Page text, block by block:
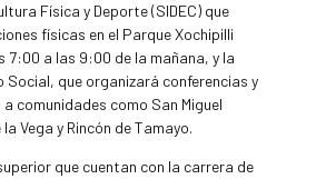
Física y Deporte (SIDEC) que
físicas en el Parque Xochipilli
7:00 a las 9:00 de la mañana, y la
Social, que organizará conferencias y
comunidades como San Miguel
Vega y Rincón de Tamayo.
que cuentan con la carrera de